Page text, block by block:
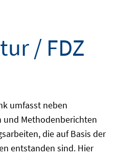
/ FDZ
umfasst neben
und Methodenberichten
die auf Basis der
entstanden sind. Hier